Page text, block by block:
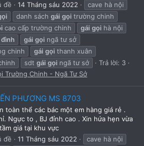
đề 14 Tháng sáu 2022
cave hà nội
danh sách gái gọi trường chinh
cao cấp trường chinh gái gọi hà nội
đình gái gọi ngã tư sở
chinh gái gọi thanh xuân
sdt gái gọi ngã tư sở
Trả lời: 3
Trường Chinh - Ngã Tư Sở
PHƯƠNG MS 8703
toàn thể các bác một em hàng giá rẻ .
Ngực to , BJ đỉnh cao . Xin hứa hẹn vừa
giá tại khu vực
đề 11 Tháng sáu 2022
cave hà nội